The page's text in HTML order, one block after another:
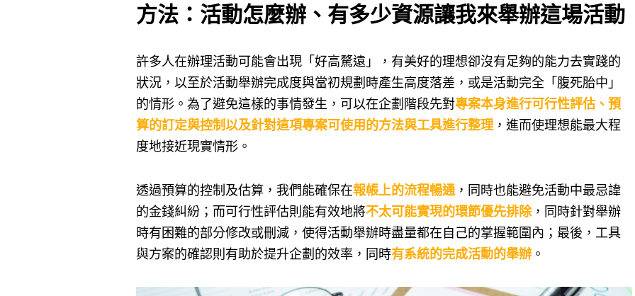
方法：活動怎麼辦、有多少資源讓我來舉辦這場活動
許多人在辦理活動可能會出現「好高騖遠」，有美好的理想卻沒有足夠的能力去實踐的
狀況，以至於活動舉辦完成度與當初規劃時產生高度落差，或是活動完全「腹死胎中」
的情形。為了避免這樣的事情發生，可以在企劃階段先對專案本身進行可行性評估、預
算的訂定與控制以及針對這項專案可使用的方法與工具進行整理 ，進而使理想能最大程
度地接近現實情形。
透過預算的控制及估算，我們能確保在報帳上的流程暢通 ，同時也能避免活動中最忌諱
的金錢糾紛；而可行性評估則能有效地將不太可能實現的環節優先排除，同時針對舉辦
時有困難的部分修改或刪減，使得活動舉辦時盡量都在自己的掌握範圍內；最後，工具
與方案的確認則有助於提升企劃的效率，同時有系統的完成活動的舉辦 。